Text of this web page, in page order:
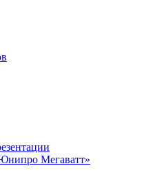
Мегаватт»